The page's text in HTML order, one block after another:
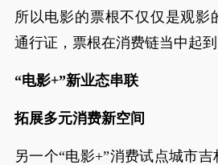
所以电影的票根不仅仅是观影
通行证，票根在消费链当中起到
“电影+”新业态串联
拓展多元消费新空间
另一个“电影+”消费试点城市